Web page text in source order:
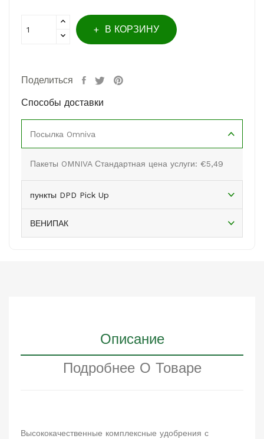
В КОРЗИНУ
Поделиться
Способы доставки
Посылка Omniva
Пакеты OMNIVA Стандартная цена услуги: €5,49
пункты DPD Pick Up
ВЕНИПАК
Описание
Подробнее О Товаре
Высококачественные комплексные удобрения с